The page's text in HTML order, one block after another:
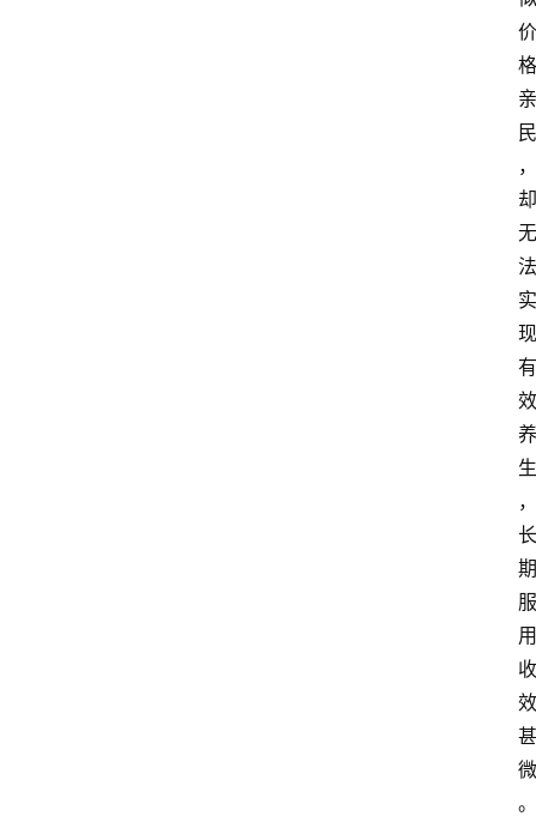
价
格
亲
民
，
却
无
法
实
现
有
效
养
生
，
长
期
服
用
收
效
甚
微
。